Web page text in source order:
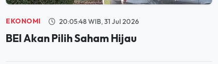
EKONOMI 20:05:48 WIB, 31 Jul 2026
BEI Akan Pilih Saham Hijau